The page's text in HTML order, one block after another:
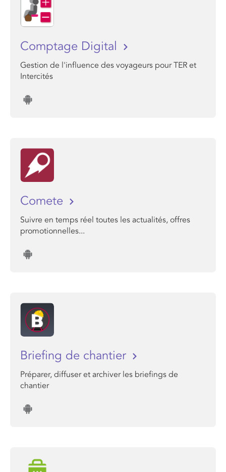
Comptage Digital
Gestion de l'influence des voyageurs pour TER et
Intercités
Comete
Suivre en temps réel toutes les actualités, offres
promotionnelles...
Briefing de chantier
Préparer, diffuser et archiver les briefings de
chantier